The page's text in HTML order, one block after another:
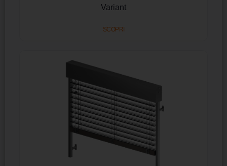
Variant
SCOPRI